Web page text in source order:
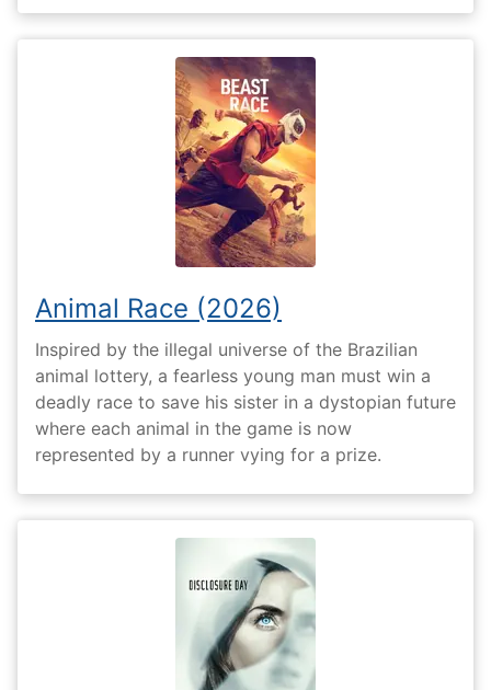
Animal Race (2026)
Inspired by the illegal universe of the Brazilian
animal lottery, a fearless young man must win a
deadly race to save his sister in a dystopian future
where each animal in the game is now
represented by a runner vying for a prize.